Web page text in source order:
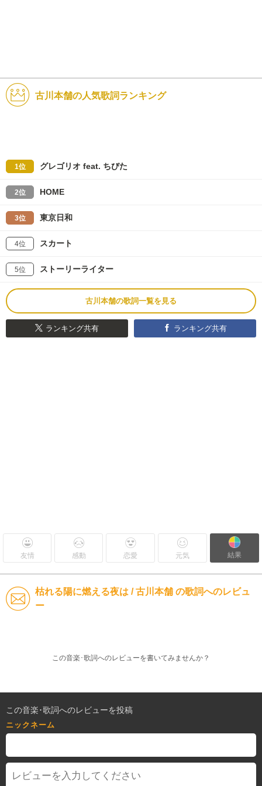
古川本舗の人気歌詞ランキング
1位 グレゴリオ feat. ちびた
2位 HOME
3位 東京日和
4位 スカート
5位 ストーリーライター
古川本舗の歌詞一覧を見る
ランキング共有 ランキング共有
友情 感動 恋愛 元気 結果
枯れる陽に燃える夜は / 古川本舗 の歌詞へのレビュ
ー
この音楽･歌詞へのレビューを書いてみませんか？
この音楽･歌詞へのレビューを投稿
ニックネーム